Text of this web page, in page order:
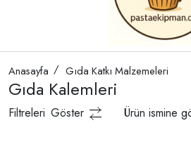
Anasayfa Gıda Katkı Malzemeleri
Gıda Kalemleri
Filtreleri Göster Ürün ismine